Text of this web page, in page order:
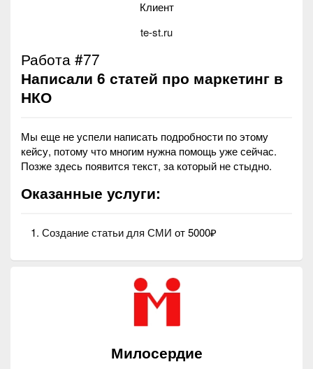
Клиент
te-st.ru
Работа #77
Написали 6 статей про маркетинг в
НКО
Мы еще не успели написать подробности по этому
кейсу, потому что многим нужна помощь уже сейчас.
Позже здесь появится текст, за который не стыдно.
Оказанные услуги:
Создание статьи для СМИ от 5000₽
Милосердие